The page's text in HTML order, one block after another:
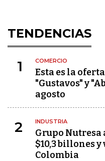
TENDENCIAS
1 COMERCIO
Esta es la
"Gustavos" y
agosto
2 INDUSTRIA
Grupo
$10,3 billones
Colombia